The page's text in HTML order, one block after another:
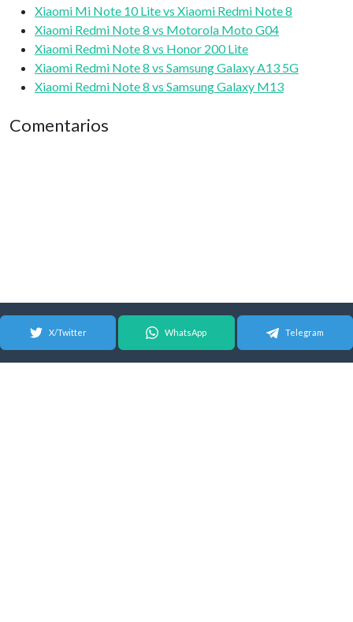
Xiaomi Mi Note 10 Lite vs Xiaomi Redmi Note 8
Xiaomi Redmi Note 8 vs Motorola Moto G04
Xiaomi Redmi Note 8 vs Honor 200 Lite
Xiaomi Redmi Note 8 vs Samsung Galaxy A13 5G
Xiaomi Redmi Note 8 vs Samsung Galaxy M13
Comentarios
X/Twitter WhatsApp Telegram